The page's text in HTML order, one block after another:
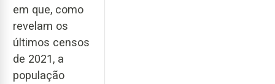
em que, como
revelam os
últimos censos
de 2021, a
população